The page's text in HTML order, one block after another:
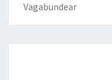
Vagabundear